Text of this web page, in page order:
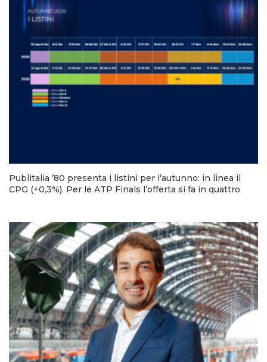
Publitalia ’80 presenta i listini per l’autunno: in linea il
CPG (+0,3%). Per le ATP Finals l’offerta si fa in quattro